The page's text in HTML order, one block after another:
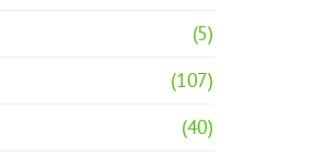
(5)
(107)
(40)